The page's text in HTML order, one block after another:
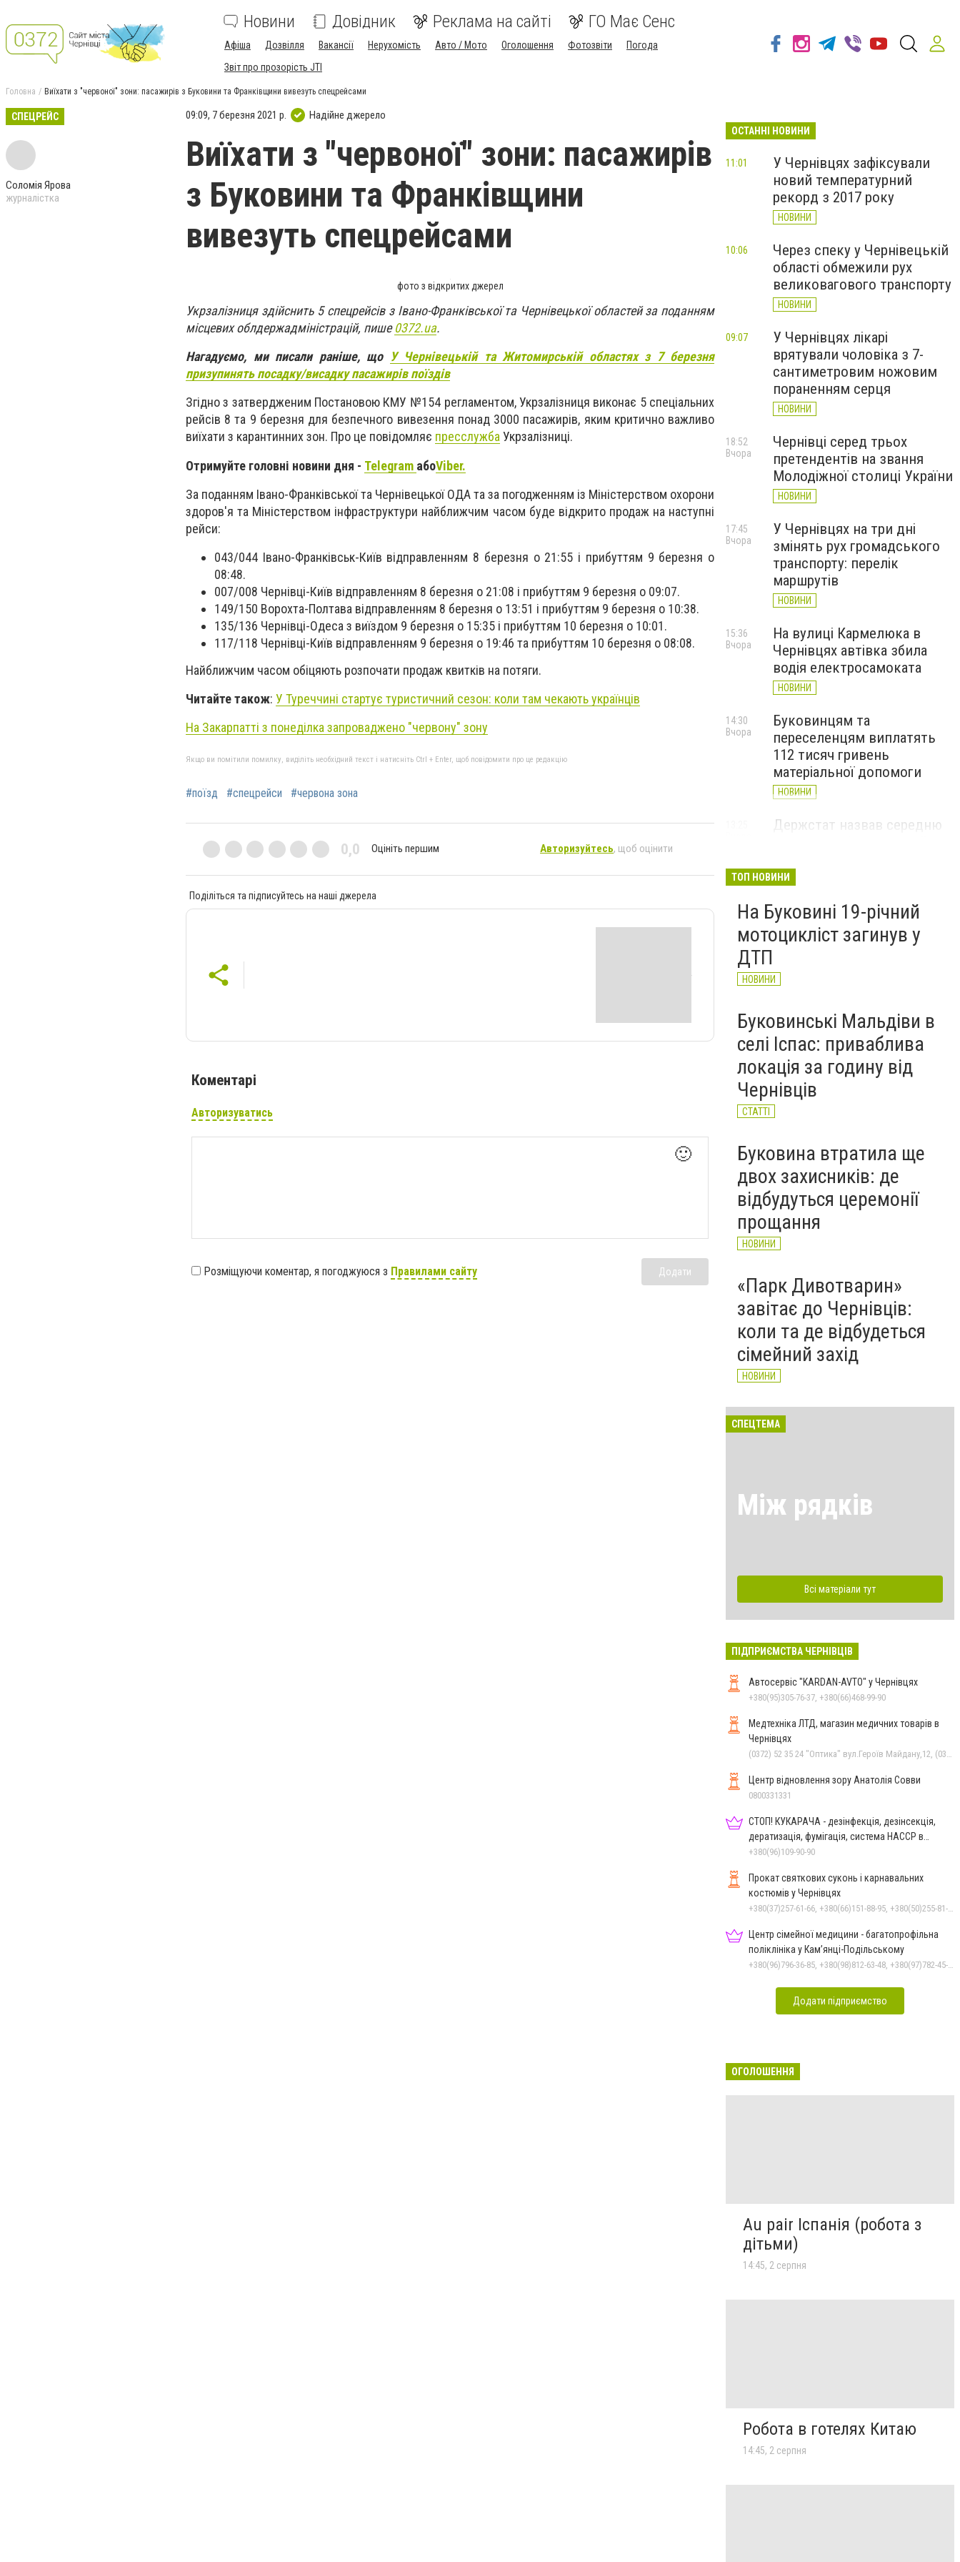
Новини Довідник Реклама на сайті ГО Має Сенс
Афіша Дозвілля Вакансії Нерухомість Авто / Мото Оголошення Фотозвіти
Погода
Звіт про прозорість JTI
Головна Виїхати з "червоної" зони: пасажирів з Буковини та Франківщини вивезуть спецрейсами
СПЕЦРЕЙС
Соломія Ярова
журналістка
09:09, 7 березня 2021 р. Надійне джерело
Виїхати з "червоної" зони: пасажирів
з Буковини та Франківщини
вивезуть спецрейсами
фото з відкритих джерел
Укрзалізниця здійснить 5 спецрейсів з Івано-Франківської та Чернівецької областей за поданням
місцевих облдержадміністрацій, пише0372.ua.
Нагадуємо, ми писали раніше, що У Чернівецькій та Житомирській областях з 7 березня
призупинять посадку/висадку пасажирів поїздів
Згідно з затвердженим Постановою КМУ №154 регламентом, Укрзалізниця виконає 5 спеціальних
рейсів 8 та 9 березня для безпечного вивезення понад 3000 пасажирів, яким критично важливо
виїхати з карантинних зон. Про це повідомляє пресслужбаУкрзалізниці.
Отримуйте головні новини дня - Telegram абоViber.
За поданням Івано-Франківської та Чернівецької ОДА та за погодженням із Міністерством охорони
здоров'я та Міністерством інфраструктури найближчим часом буде відкрито продаж на наступні
рейси:
043/044 Івано-Франківськ-Київ відправленням 8 березня о 21:55 і прибуттям 9 березня о
08:48.
007/008 Чернівці-Київ відправленням 8 березня о 21:08 і прибуттям 9 березня о 09:07.
149/150 Ворохта-Полтава відправленням 8 березня о 13:51 і прибуттям 9 березня о 10:38.
135/136 Чернівці-Одеса з виїздом 9 березня о 15:35 і прибуттям 10 березня о 10:01.
117/118 Чернівці-Київ відправленням 9 березня о 19:46 та прибуттям 10 березня о 08:08.
Найближчим часом обіцяють розпочати продаж квитків на потяги.
Читайте також: У Туреччині стартує туристичний сезон: коли там чекають українців
На Закарпатті з понеділка запроваджено "червону" зону
Якщо ви помітили помилку, виділіть необхідний текст і натисніть Ctrl + Enter, щоб повідомити про це редакцію
#поїзд #спецрейси #червона зона
0,0 Оцініть першим Авторизуйтесь, щоб оцінити
Поділіться та підписуйтесь на наші джерела
Коментарі
Авторизуватись
🙂
Розміщуючи коментар, я погоджуюся з Правилами сайту Додати
ОСТАННІ НОВИНИ
У Чернівцях зафіксували
новий температурний
рекорд з 2017 року
НОВИНИ
11:01
Через спеку у Чернівецькій
області обмежили рух
великовагового транспорту
НОВИНИ
10:06
У Чернівцях лікарі
врятували чоловіка з 7-
сантиметровим ножовим
пораненням серця
НОВИНИ
09:07
Чернівці серед трьох
претендентів на звання
Молодіжної столиці України
НОВИНИ
18:52
Вчора
У Чернівцях на три дні
змінять рух громадського
транспорту: перелік
маршрутів
НОВИНИ
17:45
Вчора
На вулиці Кармелюка в
Чернівцях автівка збила
водія електросамоката
НОВИНИ
15:36
Вчора
Буковинцям та
переселенцям виплатять
112 тисяч гривень
матеріальної допомоги
НОВИНИ
14:30
Вчора
Держстат назвав середню
найбільше
ТОП НОВИНИ
На Буковині 19-річний
мотоцикліст загинув у
ДТП
НОВИНИ
Буковинські Мальдіви в
селі Іспас: приваблива
локація за годину від
Чернівців
СТАТТІ
Буковина втратила ще
двох захисників: де
відбудуться церемонії
прощання
НОВИНИ
«Парк Дивотварин»
завітає до Чернівців:
коли та де відбудеться
сімейний захід
НОВИНИ
СПЕЦТЕМА
Між рядків
Всі матеріали тут
ПІДПРИЄМСТВА ЧЕРНІВЦІВ
Автосервіс "KARDAN-AVTO" у Чернівцях
+380(95)305-76-37, +380(66)468-99-90
Медтехніка ЛТД, магазин медичних товарів в
Чернівцях
Центр відновлення зору Анатолія Совви
0800331331
СТОП! КУКАРАЧА - дезінфекція, дезінсекція,
дератизація, фумігація, система HACCP в
Чернівцях
+380(96)109-90-90
Прокат святкових суконь і карнавальних
костюмів у Чернівцях
Центр сімейної медицини - багатопрофільна
поліклініка у Кам’янці-Подільському
Додати підприємство
ОГОЛОШЕННЯ
Au pair Іспанія (робота з
дітьми)
14:45, 2 серпня
Робота в готелях Китаю
14:45, 2 серпня